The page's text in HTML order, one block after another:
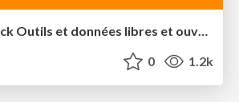
0 1.2k